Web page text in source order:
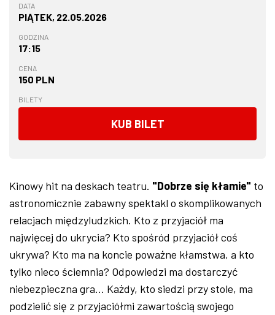
DATA
PIĄTEK, 22.05.2026
GODZINA
17:15
CENA
150 PLN
BILETY
KUB BILET
Kinowy hit na deskach teatru. "Dobrze się kłamie" to
astronomicznie zabawny spektakl o skomplikowanych
relacjach międzyludzkich. Kto z przyjaciół ma
najwięcej do ukrycia? Kto spośród przyjaciół coś
ukrywa? Kto ma na koncie poważne kłamstwa, a kto
tylko nieco ściemnia? Odpowiedzi ma dostarczyć
niebezpieczna gra... Każdy, kto siedzi przy stole, ma
podzielić się z przyjaciółmi zawartością swojego